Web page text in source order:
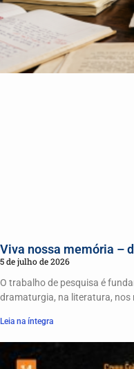
Viva nossa memória –
5 de julho de 2026
O trabalho de pesquisa é
dramaturgia, na literatura, nos
Leia na íntegra